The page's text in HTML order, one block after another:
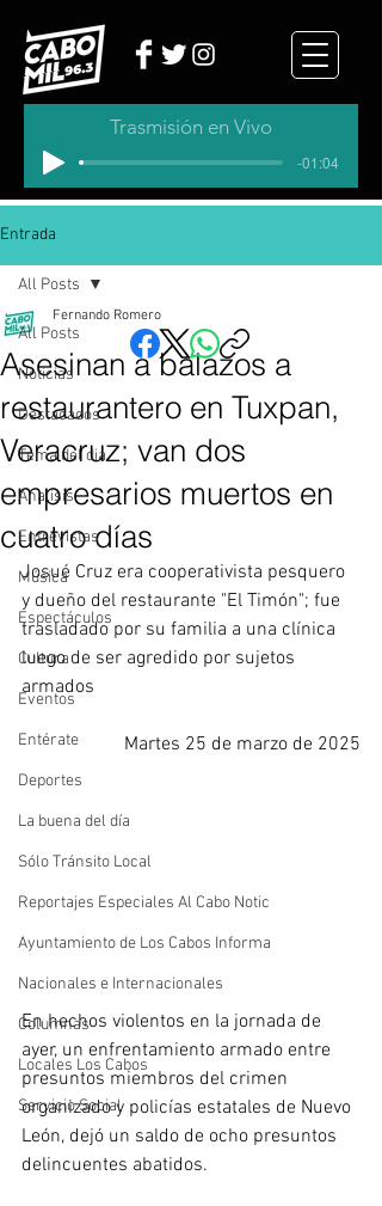
Trasmisión en Vivo
-01:04
Entrada
All Posts
Noticias
Destacados
Tema del dia
Analisis
Entrevistas
Música
Espectáculos
Cultura
Eventos
Entérate
Deportes
La buena del día
Sólo Tránsito Local
Reportajes Especiales Al Cabo Notic
Ayuntamiento de Los Cabos Informa
Nacionales e Internacionales
Columnas
Locales Los Cabos
Servicio Social
All Posts
Asesinan a balazos a
restaurantero en Tuxpan,
Veracruz; van dos
empresarios muertos en
cuatro días
Fernando Romero
Josué Cruz era cooperativista pesquero
y dueño del restaurante "El Timón"; fue
trasladado por su familia a una clínica
luego de ser agredido por sujetos
armados
Martes 25 de marzo de 2025
En hechos violentos en la jornada de
ayer, un enfrentamiento armado entre
presuntos miembros del crimen
organizado y policías estatales de Nuevo
León, dejó un saldo de ocho presuntos
delincuentes abatidos.